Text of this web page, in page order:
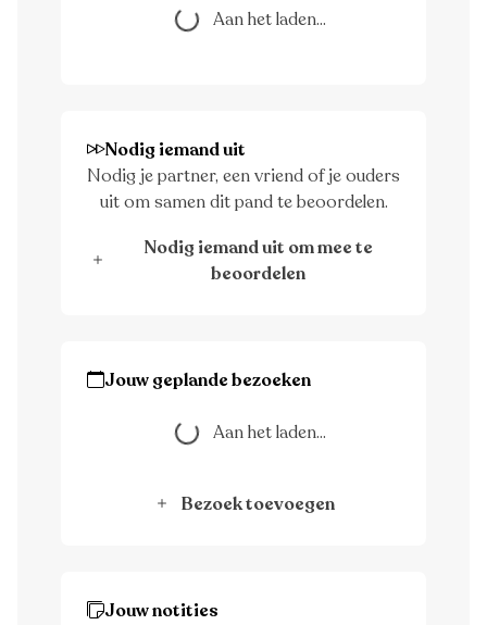
Aan het laden... Aan het laden...
Nodig iemand uit
Nodig je partner, een vriend of je ouders
uit om samen dit pand te beoordelen.
Nodig iemand uit om mee te
beoordelen
Jouw geplande bezoeken
Aan het laden... Aan het laden...
Bezoek toevoegen
Jouw notities